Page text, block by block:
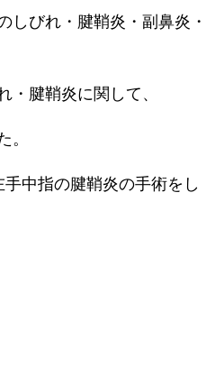
しびれ・腱鞘炎・副鼻炎・
・腱鞘炎に関して、
。
中指の腱鞘炎の手術をし